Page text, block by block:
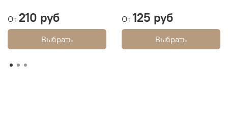
От 210 руб
Выбрать
От 125 руб
Выбрать